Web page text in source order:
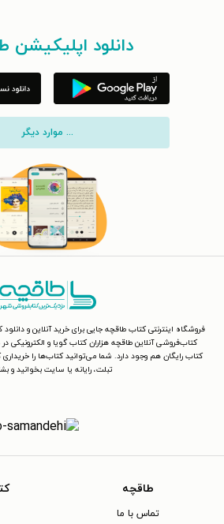
دانلود اپلیکیشن
... موارد دیگر
فروشگاه اینترنتی کتاب طاقچه جایی برای خرید آنلاین و
کتاب‌فروشی آنلاین طاقچه هزاران کتاب گویا و
کتاب رایگان هم وجود دارد. شما می‌توانید کتاب‌ها را خریداری
تبلت، رایانه یا سایت بخوانید و
طاقچه
تماس با ما